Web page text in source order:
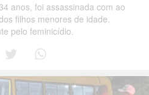
anos, foi assassinada com ao
filhos menores de idade.
pelo feminicídio.